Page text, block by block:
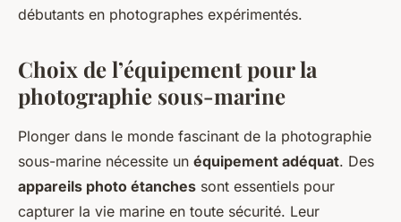
débutants en photographes expérimentés.
Choix de l’équipement pour la
photographie sous-marine
Plonger dans le monde fascinant de la photographie
sous-marine nécessite un équipement adéquat. Des
appareils photo étanches sont essentiels pour
capturer la vie marine en toute sécurité. Leur